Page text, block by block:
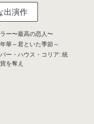
出演作
ー〜最高の恋人〜
華～君といた季節～
ー・ハウス・コリア: 統
を奪え